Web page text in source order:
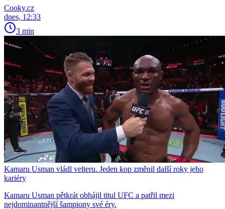
Cooky.cz
dnes, 12:33
3 min
Kamaru Usman vládl velteru. Jeden kop změnil další roky jeho
kariéry
Kamaru Usman pětkrát obhájil titul UFC a patřil mezi
nejdominantnější šampiony své éry.